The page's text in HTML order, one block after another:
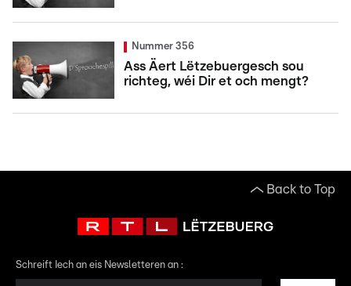
Nummer 356
Ass Äert Lëtzebuergesch sou
richteg, wéi Dir et och mengt?
Back to Top
Schreift Iech an eis Newsletteren an :